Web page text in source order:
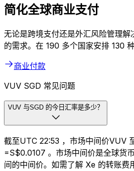
简化全球商业支付
无论是跨境支付还是外汇风险管理解
的需求。在 190 多个国家安排 130
商业付款
VUV SGD 常见问题
VUV 与SGD 的今日汇率是多少？
截至UTC 22:53 ，市场中间价VUV
=S$0.0107 。市场中间价是全球货
间的中间价。如需了解 Xe 的转账费